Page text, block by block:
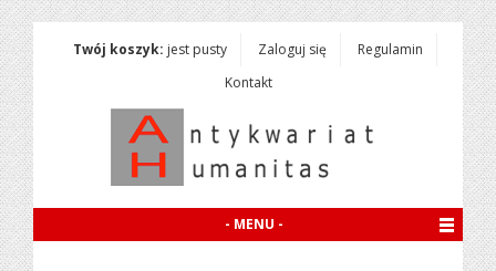
Twój koszyk: jest pusty Zaloguj się
Regulamin
Kontakt
- MENU -